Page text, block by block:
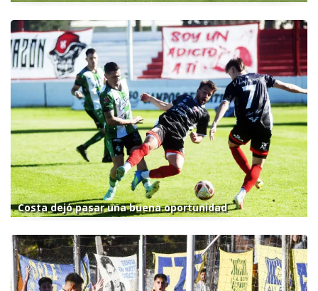
Costa dejó pasar una buena oportunidad